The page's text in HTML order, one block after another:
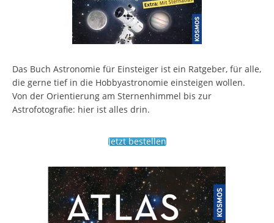
Das Buch Astronomie für Einsteiger ist ein Ratgeber, für alle,
die gerne tief in die Hobbyastronomie einsteigen wollen.
Von der Orientierung am Sternenhimmel bis zur
Astrofotografie: hier ist alles drin.
Jetzt bestellen